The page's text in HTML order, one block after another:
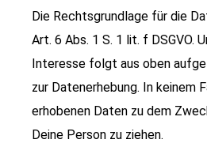
Die Rechtsgrundlage für die
Art. 6 Abs. 1 S. 1 lit. f DSGVO.
Interesse folgt aus oben
zur Datenerhebung. In keinem
erhobenen Daten zu dem
Deine Person zu ziehen.